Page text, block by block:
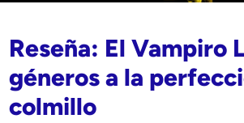
Reseña: El Vampiro
géneros a la
colmillo